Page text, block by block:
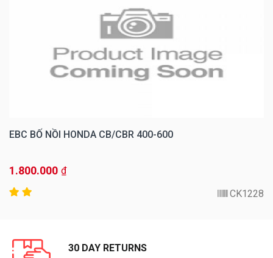
EBC BỐ NỒI HONDA CB/CBR 400-600
1.800.000 ₫
CK1228
30 DAY RETURNS